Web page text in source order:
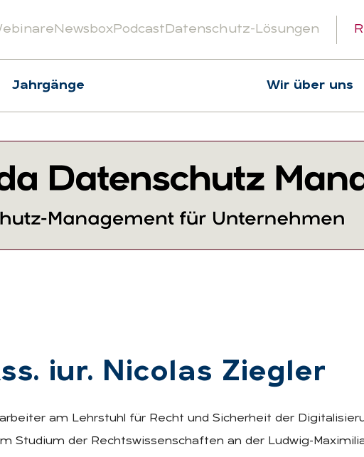
NewsboxPodcastDatenschutz-Lösungen
Jahrgänge Wir über uns
iur. Ni­co­las Zieg­ler
am Lehrstuhl für Recht und Sicherheit der
Studium der Rechtswissenschaften an der Ludwig-